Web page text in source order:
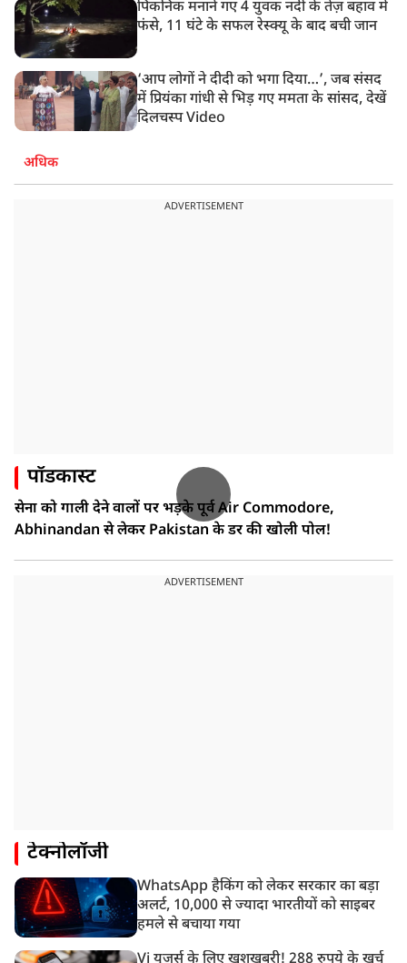
पिकनिक मनाने गए 4 युवक नदी के तेज़ बहाव में
फंसे, 11 घंटे के सफल रेस्क्यू के बाद बची जान
‘आप लोगों ने दीदी को भगा दिया…’, जब संसद
में प्रियंका गांधी से भिड़ गए ममता के सांसद, देखें
दिलचस्प Video
अधिक
ADVERTISEMENT
पॉडकास्ट
सेना को गाली देने वालों पर भड़के पूर्व Air Commodore,
Abhinandan से लेकर Pakistan के डर की खोली पोल!
ADVERTISEMENT
टेक्नोलॉजी
WhatsApp हैकिंग को लेकर सरकार का बड़ा
अलर्ट, 10,000 से ज्यादा भारतीयों को साइबर
हमले से बचाया गया